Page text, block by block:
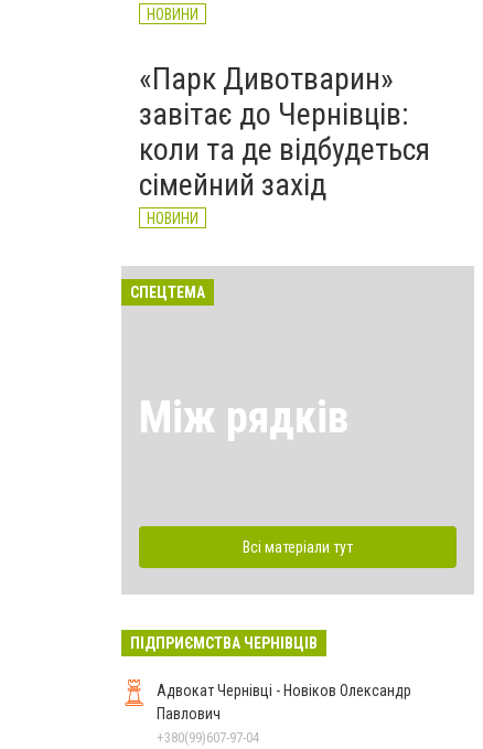
НОВИНИ
«Парк Дивотварин»
завітає до Чернівців:
коли та де відбудеться
сімейний захід
НОВИНИ
СПЕЦТЕМА
Між рядків
Всі матеріали тут
ПІДПРИЄМСТВА ЧЕРНІВЦІВ
Адвокат Чернівці - Новіков Олександр
Павлович
+380(99)607-97-04